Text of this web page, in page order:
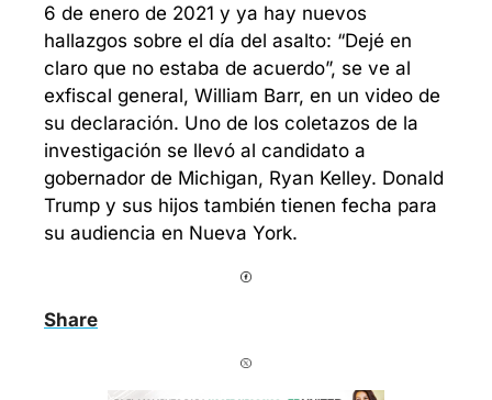
6 de enero de 2021 y ya hay nuevos
hallazgos sobre el día del asalto: “Dejé en
claro que no estaba de acuerdo”, se ve al
exfiscal general, William Barr, en un video de
su declaración. Uno de los coletazos de la
investigación se llevó al candidato a
gobernador de Michigan, Ryan Kelley. Donald
Trump y sus hijos también tienen fecha para
su audiencia en Nueva York.
Share